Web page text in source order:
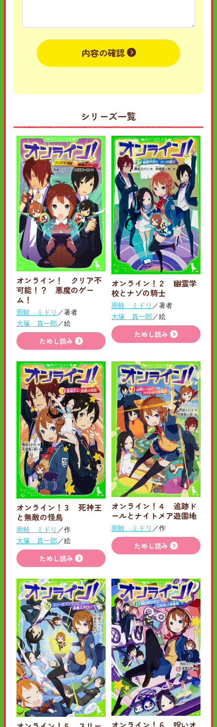
内容の確認
シリーズ一覧
オンライン！ クリア不
可能！？ 悪魔のゲー
ム！
雨蛙 ミドリ ／著者
大塚 真一郎 ／絵
ためし読み
オンライン！２ 幽霊学
校とナゾの騎士
雨蛙 ミドリ ／著者
大塚 真一郎／絵
ためし読み
オンライン！３ 死神王
と無敵の怪鳥
雨蛙 ミドリ ／作
大塚 真一郎 ／絵
ためし読み
オンライン！４ 追跡ド
ールとナイトメア遊園地
雨蛙 ミドリ ／作
ためし読み
オンライン！６ 呪いオ